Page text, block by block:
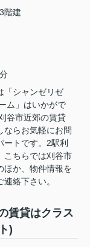
階建
「シャンゼリゼ
」はいかがで
市近郊の賃貸
ならお気軽にお問
トです。2駅利
こちらでは刈谷市
ほか、物件情報を
絡下さい。
貸はクラス
)